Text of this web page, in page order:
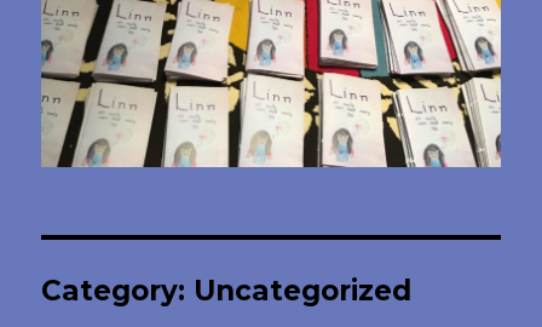
Category: Uncategorized